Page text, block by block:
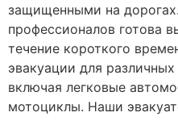
защищенными на
профессионалов готова
течение короткого
эвакуации для
включая легковые
мотоциклы. Наши